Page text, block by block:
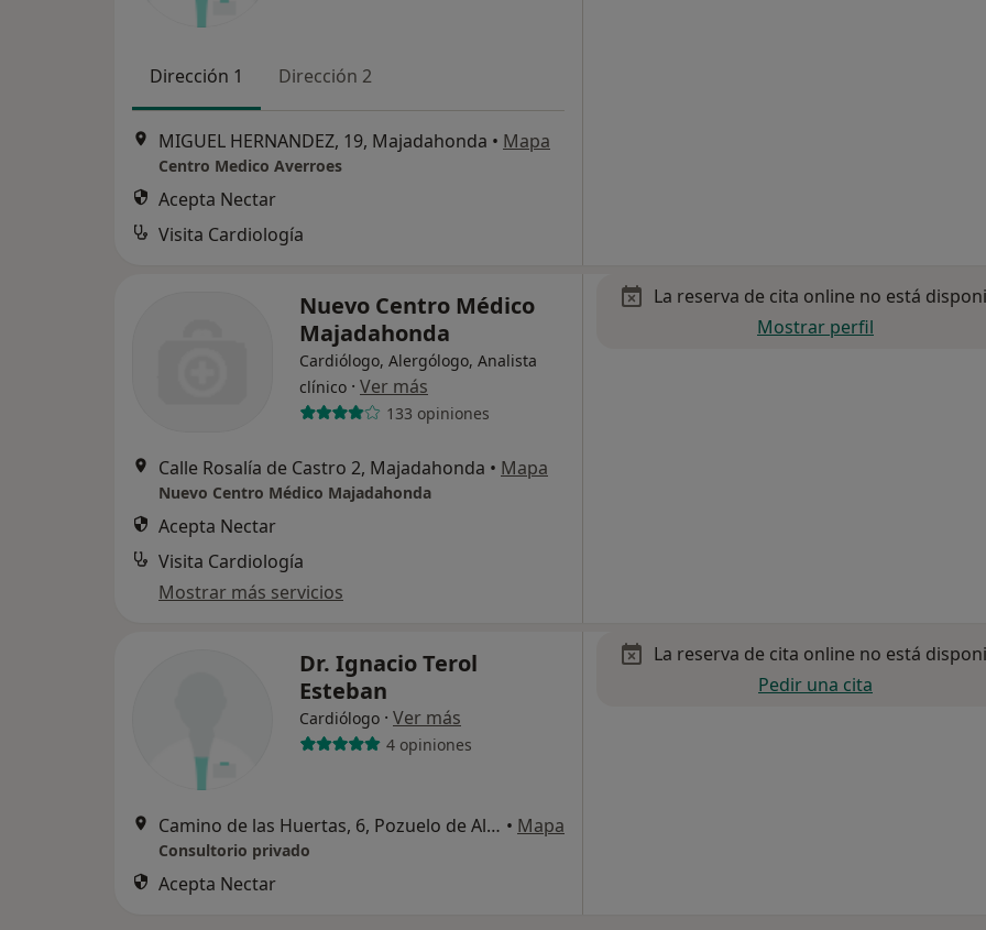
Dirección 1 Dirección 2
MIGUEL HERNANDEZ, 19, Majadahonda • Mapa
Centro Medico Averroes
Acepta Nectar
Visita Cardiología
Nuevo Centro Médico
Majadahonda
Cardiólogo, Alergólogo, Analista
clínico · Ver más
133 opiniones
Calle Rosalía de Castro 2, Majadahonda • Mapa
Nuevo Centro Médico Majadahonda
Acepta Nectar
Visita Cardiología
Mostrar más servicios
La reserva de cita online no está
Mostrar perfil
Dr. Ignacio Terol
Esteban
Cardiólogo · Ver más
4 opiniones
Camino de las Huertas, 6, Pozuelo de Alarcón • Mapa
Consultorio privado
Acepta Nectar
La reserva de cita online no está
Pedir una cita